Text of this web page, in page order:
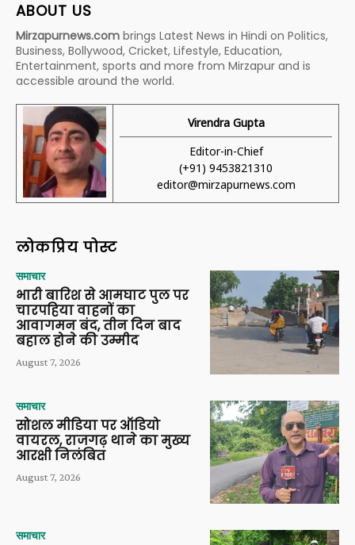
ABOUT US
Mirzapurnews.com brings Latest News in Hindi on Politics,
Business, Bollywood, Cricket, Lifestyle, Education,
Entertainment, sports and more from Mirzapur and is
accessible around the world.
Virendra Gupta
Editor-in-Chief
(+91) 9453821310
editor@mirzapurnews.com
लोकप्रिय पोस्ट
समाचार
भारी बारिश से आमघाट पुल पर
चारपहिया वाहनों का
आवागमन बंद, तीन दिन बाद
बहाल होने की उम्मीद
August 7, 2026
समाचार
सोशल मीडिया पर ऑडियो
वायरल, राजगढ़ थाने का मुख्य
आरक्षी निलंबित
August 7, 2026
समाचार